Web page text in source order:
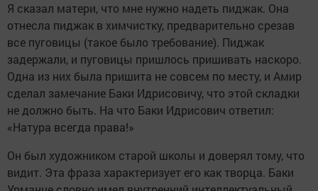
Я сказал матери, что мне нужно надеть пиджак. Она
отнесла пиджак в химчистку, предварительно срезав
все пуговицы (такое было требование). Пиджак
задержали, и пуговицы пришлось пришивать наскоро.
Одна из них была пришита не совсем по месту, и Амир
сделал замечание Баки Идрисовичу, что этой складки
не должно быть. На что Баки Идрисович ответил:
«Натура всегда права!»
Он был художником старой школы и доверял тому, что
видит. Эта фраза характеризует его как творца. Баки